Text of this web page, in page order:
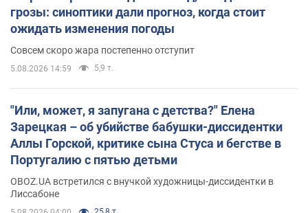
грозы: синоптики дали прогноз, когда стоит
ожидать изменения погоды
Совсем скоро жара постепенно отступит
5.08.2026 14:59 5,9 т.
"Или, может, я запугана с детства?" Елена
Зарецкая – об убийстве бабушки-диссидентки
Аллы Горской, критике сына Стуса и бегстве в
Португалию с пятью детьми
OBOZ.UA встретился с внучкой художницы-диссидентки в
Лиссабоне